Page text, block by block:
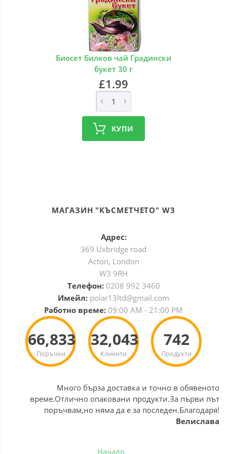
Биосет Билков чай Градински
букет 30 г
£1.99
КУПИ
МАГАЗИН "КЪСМЕТЧЕТО" W3
Адрес:
369 Uxbridge road
Acton, London
W3 9RH
Телефон: 0208 992 3460
Имейл: polar13ltd@gmail.com
Работно време: 09:00 AM - 21:00 PM
Поръчки
66,833
Клиенти
32,043
Продукти
742
Много бърза доставка и точно в обявеното
време.Отлично опаковани продукти.За първи път
поръчвам,но няма да е за последен.Благодаря!
Велислава
Начало